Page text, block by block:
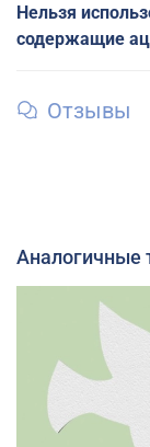
Нельзя
содержащие
Отзывы
Аналогичные